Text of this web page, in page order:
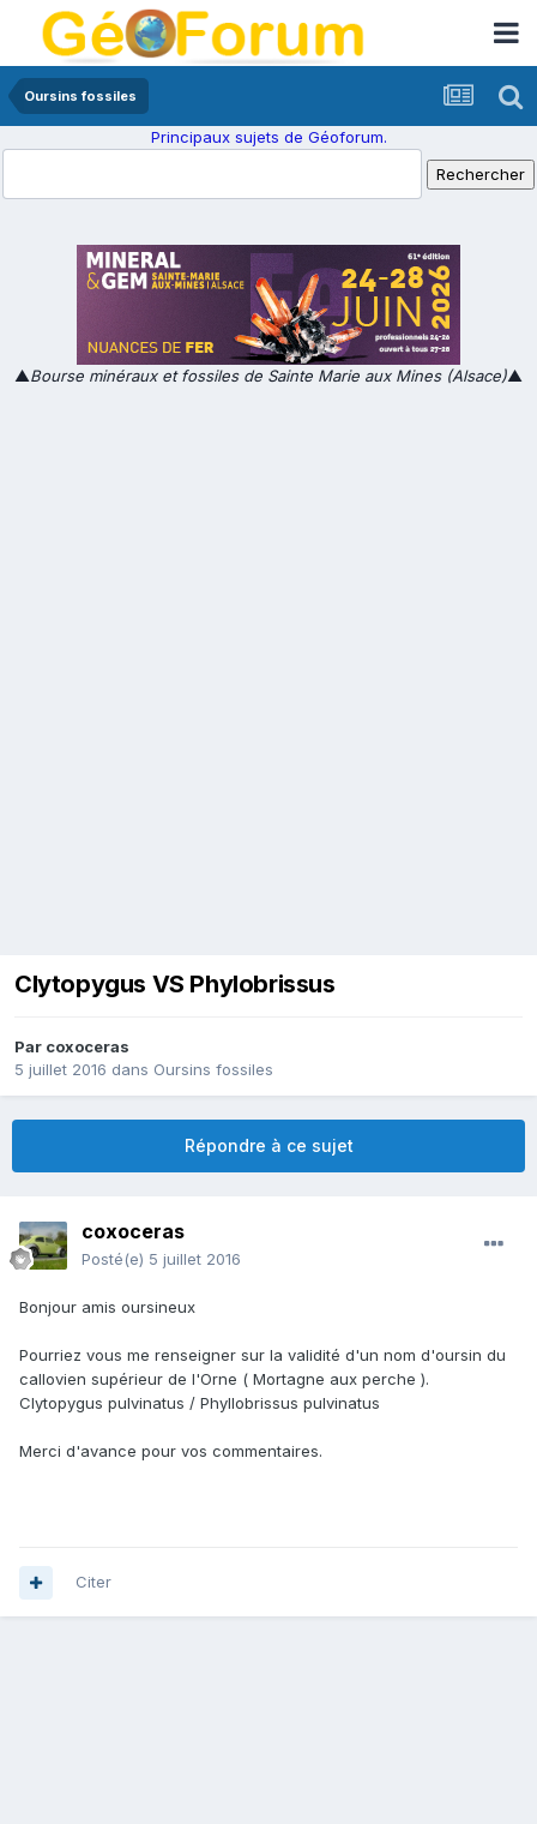
Oursins fossiles
Principaux sujets de Géoforum.
▲Bourse minéraux et fossiles de Sainte Marie aux Mines (Alsace)▲
Clytopygus VS Phylobrissus
Par coxoceras
5 juillet 2016 dans Oursins fossiles
Répondre à ce sujet
coxoceras
Posté(e) 5 juillet 2016
Bonjour amis oursineux
Pourriez vous me renseigner sur la validité d'un nom d'oursin du
callovien supérieur de l'Orne ( Mortagne aux perche ).
Clytopygus pulvinatus / Phyllobrissus pulvinatus
Merci d'avance pour vos commentaires.
Citer